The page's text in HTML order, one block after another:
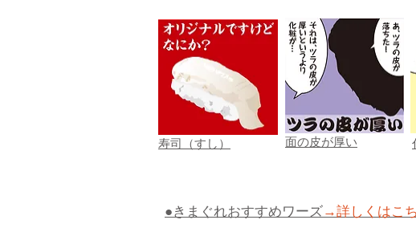
寿司（すし） 面の皮が厚い
●きまぐれおすすめワーズ→詳しくはこ